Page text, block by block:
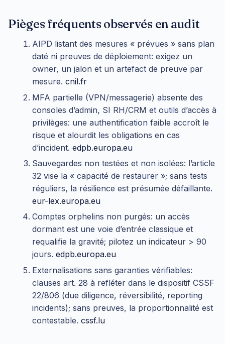
Pièges fréquents observés en audit
AIPD listant des mesures « prévues » sans plan
daté ni preuves de déploiement: exigez un
owner, un jalon et un artefact de preuve par
mesure. cnil.fr
MFA partielle (VPN/messagerie) absente des
consoles d’admin, SI RH/CRM et outils d’accès à
privilèges: une authentification faible accroît le
risque et alourdit les obligations en cas
d’incident. edpb.europa.eu
Sauvegardes non testées et non isolées: l’article
32 vise la « capacité de restaurer »; sans tests
réguliers, la résilience est présumée défaillante.
eur-lex.europa.eu
Comptes orphelins non purgés: un accès
dormant est une voie d’entrée classique et
requalifie la gravité; pilotez un indicateur > 90
jours. edpb.europa.eu
Externalisations sans garanties vérifiables:
clauses art. 28 à refléter dans le dispositif CSSF
22/806 (due diligence, réversibilité, reporting
incidents); sans preuves, la proportionnalité est
contestable. cssf.lu